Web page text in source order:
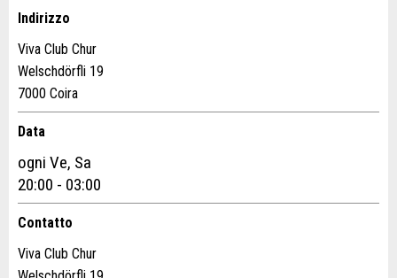
Contestare l'annuncio
Il tuo feedback è molto apprezzato!
Feedback generale
Questo annuncio non è più valido
Annuncio incompleto
Consigliamo l'annuncio
Raccomando questo annuncio agli amici.
Indirizzo
Viva Club Chur
Welschdörfli 19
7000 Coira
Data
ogni Ve, Sa
20:00 - 03:00
Contatto
Viva Club Chur